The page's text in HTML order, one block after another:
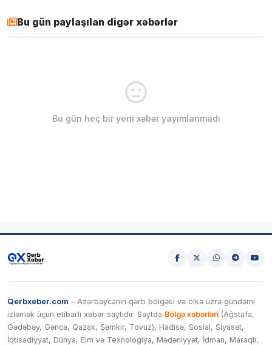
Bu gün paylaşılan digər xəbərlər
Bu gün heç bir yeni xəbər yayımlanmadı
Qerbxeber.com – Azərbaycanın qərb bölgəsi və ölkə üzrə gündəmi
izləmək üçün etibarlı xəbər saytıdır. Saytda Bölgə xəbərləri (Ağstafa,
Gədəbəy, Gəncə, Qazax, Şəmkir, Tovuz), Hadisə, Sosial, Siyasət,
İqtisadiyyat, Dünya, Elm və Texnologiya, Mədəniyyət, İdman, Maraqlı,